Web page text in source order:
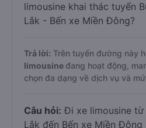
limousine khai thác tuyến
Lắk - Bến xe Miền Đông?
Trả lời: Trên tuyến đường này
limousine đang hoạt động,
chọn đa dạng về dịch vụ và
Câu hỏi: Đi xe limousine
Lắk đến Bến xe Miền